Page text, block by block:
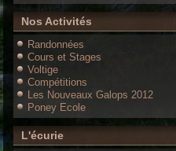
Nos Activités
Randonnées
Cours et Stages
Voltige
Compétitions
Les Nouveaux Galops 2012
Poney Ecole
L'écurie